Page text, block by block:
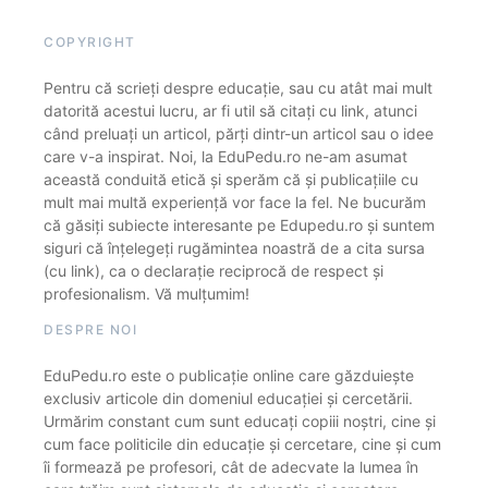
COPYRIGHT
Pentru că scrieți despre educație, sau cu atât mai mult
datorită acestui lucru, ar fi util să citați cu link, atunci
când preluați un articol, părți dintr-un articol sau o idee
care v-a inspirat. Noi, la EduPedu.ro ne-am asumat
această conduită etică și sperăm că și publicațiile cu
mult mai multă experiență vor face la fel. Ne bucurăm
că găsiți subiecte interesante pe Edupedu.ro și suntem
siguri că înțelegeți rugămintea noastră de a cita sursa
(cu link), ca o declarație reciprocă de respect și
profesionalism. Vă mulțumim!
DESPRE NOI
EduPedu.ro este o publicație online care găzduiește
exclusiv articole din domeniul educației și cercetării.
Urmărim constant cum sunt educați copiii noștri, cine și
cum face politicile din educație și cercetare, cine și cum
îi formează pe profesori, cât de adecvate la lumea în